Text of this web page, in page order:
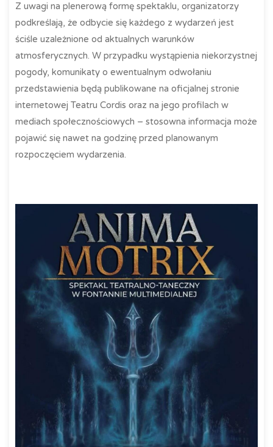
Z uwagi na plenerową formę spektaklu, organizatorzy
podkreślają, że odbycie się każdego z wydarzeń jest
ściśle uzależnione od aktualnych warunków
atmosferycznych. W przypadku wystąpienia niekorzystnej
pogody, komunikaty o ewentualnym odwołaniu
przedstawienia będą publikowane na oficjalnej stronie
internetowej Teatru Cordis oraz na jego profilach w
mediach społecznościowych – stosowna informacja może
pojawić się nawet na godzinę przed planowanym
rozpoczęciem wydarzenia.